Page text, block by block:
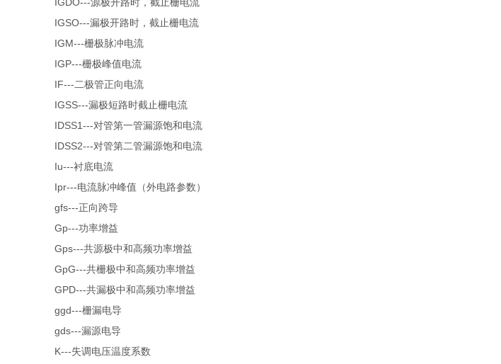
IGSO---漏极开路时，截止栅电流
IGM---栅极脉冲电流
IGP---栅极峰值电流
IF---二极管正向电流
IGSS---漏极短路时截止栅电流
IDSS1---对管第一管漏源饱和电流
IDSS2---对管第二管漏源饱和电流
Iu---衬底电流
Ipr---电流脉冲峰值（外电路参数）
gfs---正向跨导
Gp---功率增益
Gps---共源极中和高频功率增益
GpG---共栅极中和高频功率增益
GPD---共漏极中和高频功率增益
ggd---栅漏电导
gds---漏源电导
K---失调电压温度系数